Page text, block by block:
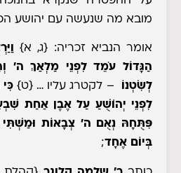
מובא מה שנעשה עם יהושע
אומר הנביא זכריה: {ג, א}
הַגָּדוֹל עֹמֵד לִפְנֵי מַלְאַךְ ה'
לְשִׂטְנוֹ
– לקטרג עליו …{ט}
לִפְנֵי יְהוֹשֻׁעַ עַל אֶבֶן אַחַת
פִּתֻּחָהּ נְאֻם ה' צְבָאוֹת וּמַשְׁתִּי
בְּיוֹם אֶחָד;